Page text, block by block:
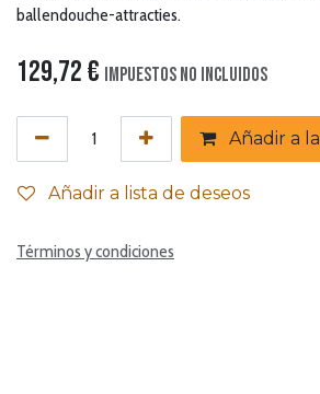
ballendouche-attracties.
129,72€ Impuestos no incluidos
Añadir a
Añadir a lista de deseos
Términos y condiciones